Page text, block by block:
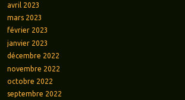
avril 2023
mars 2023
février 2023
janvier 2023
décembre 2022
novembre 2022
octobre 2022
septembre 2022